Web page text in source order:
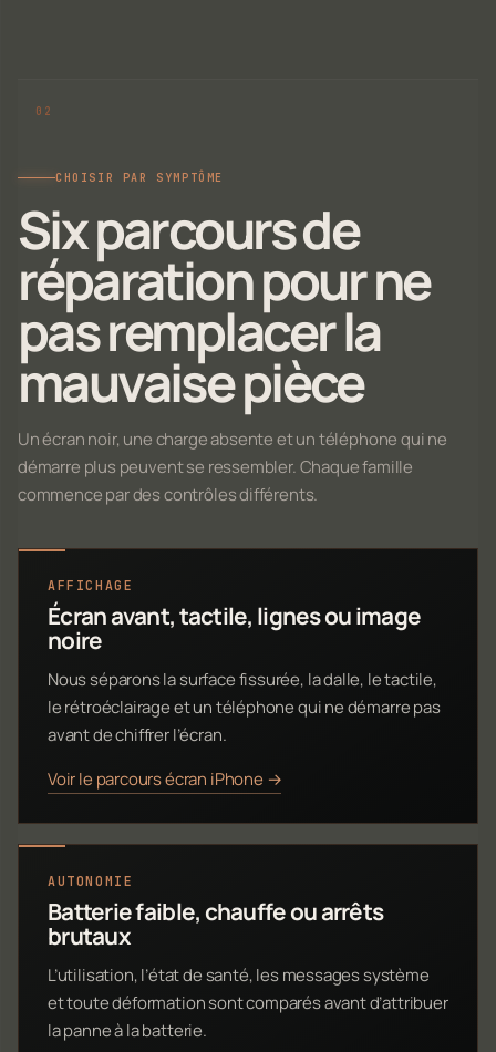
CHOISIR PAR SYMPTÔME
Six parcours de
réparation pour ne
pas remplacer la
mauvaise pièce
Un écran noir, une charge absente et un téléphone qui ne
démarre plus peuvent se ressembler. Chaque famille
commence par des contrôles différents.
AFFICHAGE
Écran avant, tactile, lignes ou image
noire
Nous séparons la surface fissurée, la dalle, le tactile,
le rétroéclairage et un téléphone qui ne démarre pas
avant de chiffrer l’écran.
Voir le parcours écran iPhone →
AUTONOMIE
Batterie faible, chauffe ou arrêts
brutaux
L’utilisation, l’état de santé, les messages système
et toute déformation sont comparés avant d’attribuer
la panne à la batterie.